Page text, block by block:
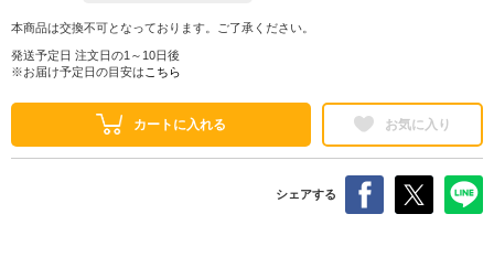
本商品は交換不可となっております。ご了承ください。
発送予定日 注文日の1～10日後
※お届け予定日の目安は こちら
カートに入れる お気に入り
シェアする